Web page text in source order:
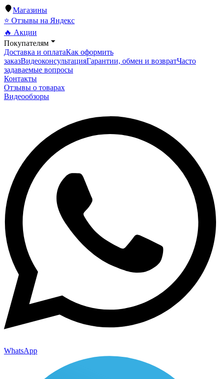
Магазины
⭐ Отзывы на Яндекс
🔥 Акции
Покупателям
Доставка и оплатаКак оформить
заказВидеоконсультацияГарантии, обмен и возвратЧасто
задаваемые вопросы
Контакты
Отзывы о товарах
Видеообзоры
WhatsApp